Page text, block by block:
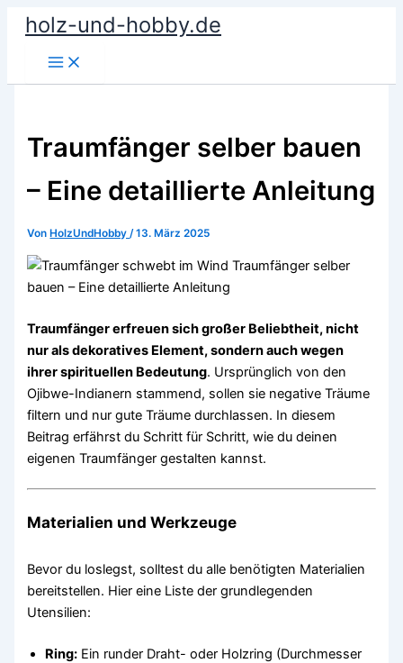
Zum
Inhalt
springen
holz-und-hobby.de
Traumfänger selber bauen
– Eine detaillierte Anleitung
Von HolzUndHobby/13. März 2025
Traumfänger erfreuen sich großer Beliebtheit, nicht
nur als dekoratives Element, sondern auch wegen
ihrer spirituellen Bedeutung. Ursprünglich von den
Ojibwe-Indianern stammend, sollen sie negative Träume
filtern und nur gute Träume durchlassen. In diesem
Beitrag erfährst du Schritt für Schritt, wie du deinen
eigenen Traumfänger gestalten kannst.
Materialien und Werkzeuge
Bevor du loslegst, solltest du alle benötigten Materialien
bereitstellen. Hier eine Liste der grundlegenden
Utensilien:
Ring: Ein runder Draht- oder Holzring (Durchmesser